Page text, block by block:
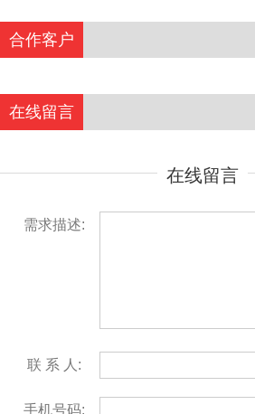
合作客户
在线留言
在线留言
需求描述:
联 系 人:
手机号码: